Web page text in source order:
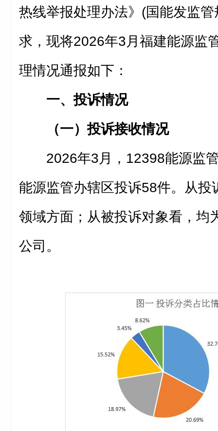
热线举报处理办法》(国能发监
求，现将2026年3月福建能源监
理情况通报如下：
一、投诉情况
（一）投诉接收情况
2026年3月，12398能源监
能源监管办辖区投诉58件。从投
领域方面；从被投诉对象看，均
公司。